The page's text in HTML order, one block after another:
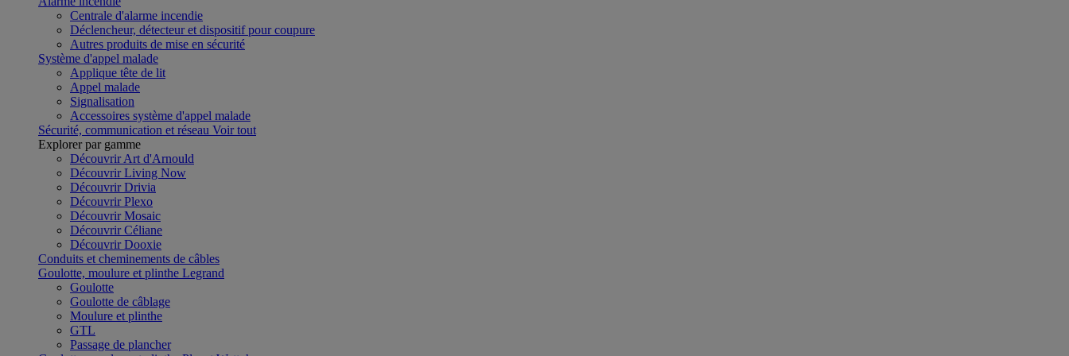
Centrale d'alarme incendie
Déclencheur, détecteur et dispositif pour coupure
Autres produits de mise en sécurité
Système d'appel malade
Applique tête de lit
Appel malade
Signalisation
Accessoires système d'appel malade
Sécurité, communication et réseau Voir tout
Explorer par gamme
Découvrir Art d'Arnould
Découvrir Living Now
Découvrir Drivia
Découvrir Plexo
Découvrir Mosaic
Découvrir Céliane
Découvrir Dooxie
Conduits et cheminements de câbles
Goulotte, moulure et plinthe Legrand
Goulotte
Goulotte de câblage
Moulure et plinthe
GTL
Passage de plancher